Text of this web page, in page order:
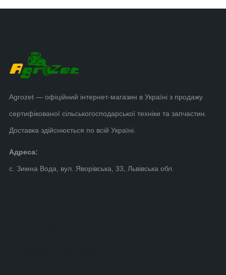
Agrozet — офіційний інтернет-магазин в Україні з продажу
сертифікованої сільськогосподарської техніки та запчастин.
Доставка здійснюється по всій Україні.
Адреса:
с. Зимна Вода, вул. Яворівська, 33, Львівська обл.